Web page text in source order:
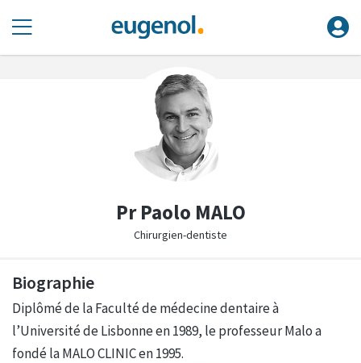
Pr Paolo MALO
Chirurgien-dentiste
Biographie
Diplômé de la Faculté de médecine dentaire à
l’Université de Lisbonne en 1989, le professeur Malo a
fondé la MALO CLINIC en 1995.